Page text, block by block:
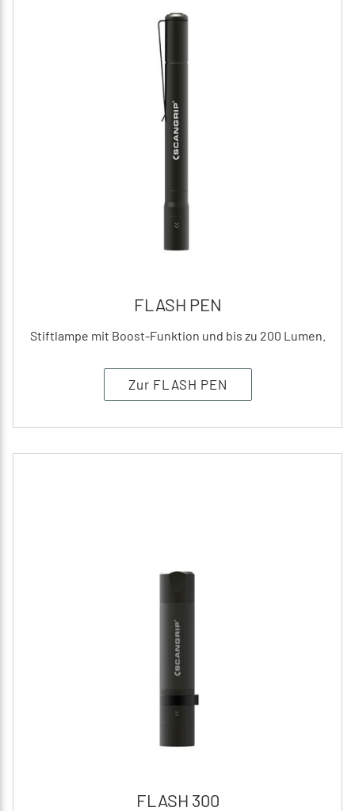
FLASH PEN
Stiftlampe mit Boost-Funktion und bis zu 200 Lumen.
Zur FLASH PEN
FLASH 300